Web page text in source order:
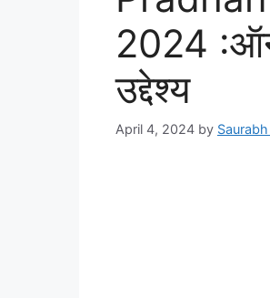
2024
उद्देश्य
April 4, 2024 by